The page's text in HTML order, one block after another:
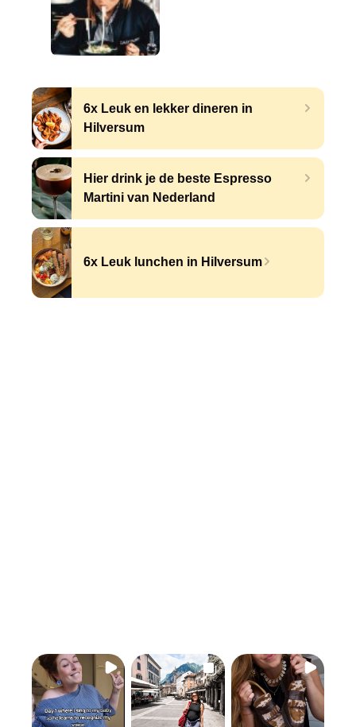
6x Leuk en lekker dineren in
Hilversum
Hier drink je de beste Espresso
Martini van Nederland
6x Leuk lunchen in Hilversum